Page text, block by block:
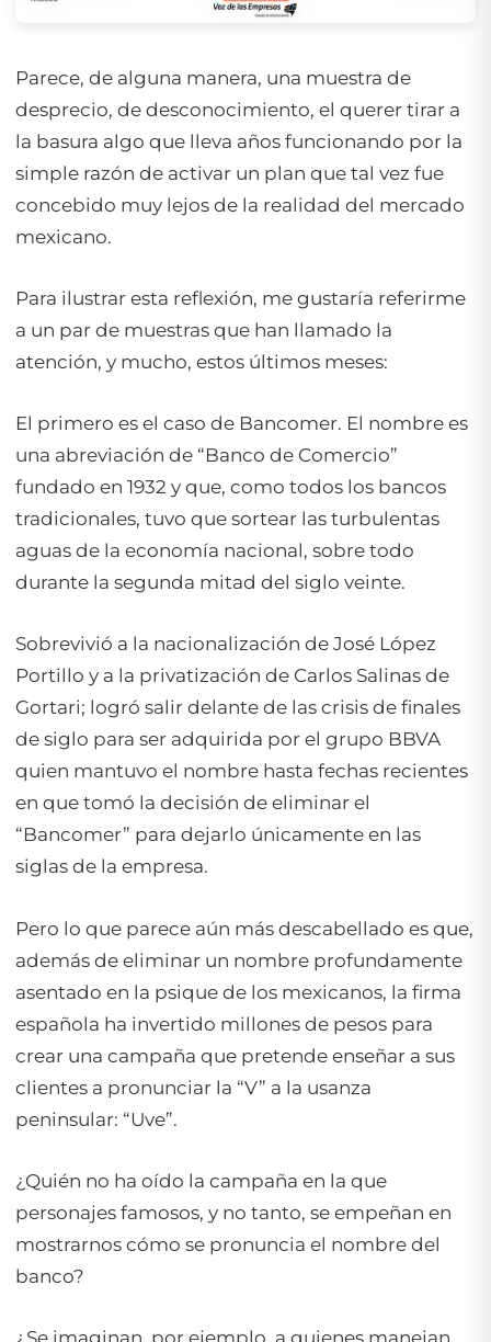
Parece, de alguna manera, una muestra de
desprecio, de desconocimiento, el querer tirar a
la basura algo que lleva años funcionando por la
simple razón de activar un plan que tal vez fue
concebido muy lejos de la realidad del mercado
mexicano.
Para ilustrar esta reflexión, me gustaría referirme
a un par de muestras que han llamado la
atención, y mucho, estos últimos meses:
El primero es el caso de Bancomer. El nombre es
una abreviación de “Banco de Comercio”
fundado en 1932 y que, como todos los bancos
tradicionales, tuvo que sortear las turbulentas
aguas de la economía nacional, sobre todo
durante la segunda mitad del siglo veinte.
Sobrevivió a la nacionalización de José López
Portillo y a la privatización de Carlos Salinas de
Gortari; logró salir delante de las crisis de finales
de siglo para ser adquirida por el grupo BBVA
quien mantuvo el nombre hasta fechas recientes
en que tomó la decisión de eliminar el
“Bancomer” para dejarlo únicamente en las
siglas de la empresa.
Pero lo que parece aún más descabellado es que,
además de eliminar un nombre profundamente
asentado en la psique de los mexicanos, la firma
española ha invertido millones de pesos para
crear una campaña que pretende enseñar a sus
clientes a pronunciar la “V” a la usanza
peninsular: “Uve”.
¿Quién no ha oído la campaña en la que
personajes famosos, y no tanto, se empeñan en
mostrarnos cómo se pronuncia el nombre del
banco?
¿Se imaginan, por ejemplo, a quienes manejan